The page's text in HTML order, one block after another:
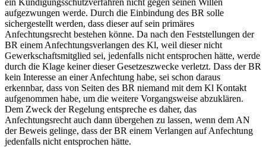
aufgezwungen werde. Durch die Einbindung des BR solle
sichergestellt werden, dass dieser auf sein primäres
Anfechtungsrecht bestehen könne. Da nach den Feststellungen der
BR einem Anfechtungsverlangen des Kl, weil dieser nicht
Gewerkschaftsmitglied sei, jedenfalls nicht entsprochen hätte, werde
durch die Klage keiner dieser Gesetzeszwecke verletzt. Dass der BR
kein Interesse an einer Anfechtung habe, sei schon daraus
erkennbar, dass von Seiten des BR niemand mit dem Kl Kontakt
aufgenommen habe, um die weitere Vorgangsweise abzuklären.
Dem Zweck der Regelung entspreche es daher, das
Anfechtungsrecht auch dann übergehen zu lassen, wenn dem AN
der Beweis gelinge, dass der BR einem Verlangen auf Anfechtung
jedenfalls nicht entsprochen hätte.